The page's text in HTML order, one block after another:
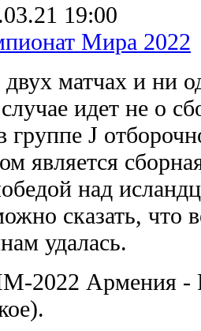
19:00
Мира 2022
матчах и ни
идет не о
группе J
является
над
сказать, что
удалась.
2022 Армения -